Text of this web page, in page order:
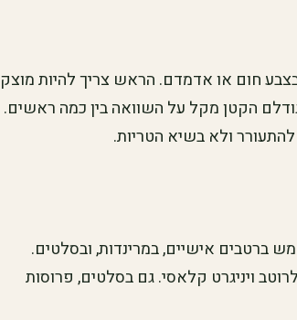
חום או אדמדם. הראש צריך להיות מוצק
הקטן מקל על השוואה בין כמה ראשים.
ולא בשיא הטריות.
ברטבים אישיים, במרינדות, ובסלטים.
ויניגרט קלאסי. גם בסלטים, פרוסות